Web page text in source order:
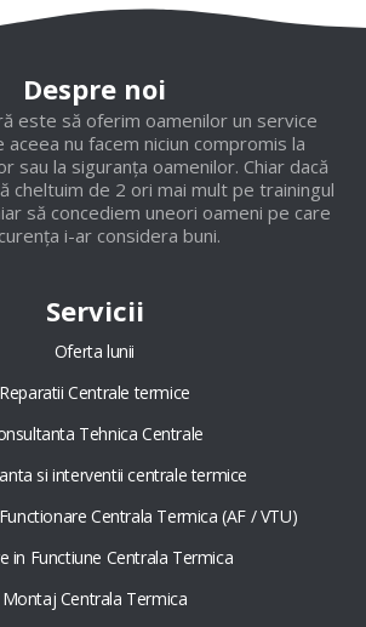
Despre noi
este să oferim oamenilor un service
aceea nu facem niciun compromis la
sau la siguranța oamenilor. Chiar dacă
cheltuim de 2 ori mai mult pe trainingul
să concediem uneori oameni pe care
i-ar considera buni.
Servicii
Oferta lunii
Reparatii Centrale termice
Tehnica Centrale
si interventii centrale termice
Centrala Termica (AF / VTU)
in Functiune Centrala Termica
Montaj Centrala Termica